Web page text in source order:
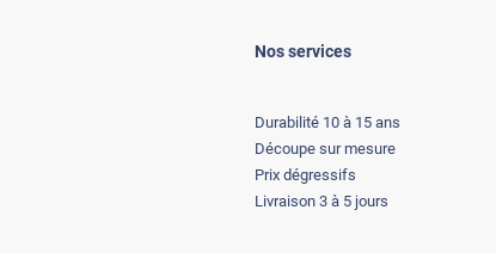
Nos services
Durabilité 10 à 15 ans
Découpe sur mesure
Prix dégressifs
Livraison 3 à 5 jours